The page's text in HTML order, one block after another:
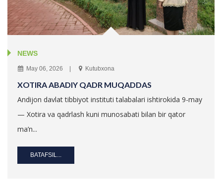
NEWS
May 06, 2026 Kutubxona
XOTIRA ABADIY QADR MUQADDAS
Andijon davlat tibbiyot instituti talabalari ishtirokida 9-may
— Xotira va qadrlash kuni munosabati bilan bir qator
ma’n...
BATAFSIL...